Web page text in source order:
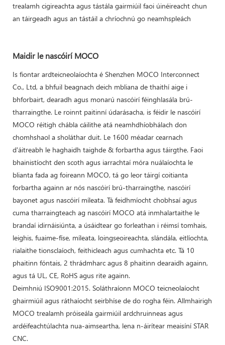
trealamh cigireachta agus tástála gairmiúil faoi úinéireacht chun
an táirgeadh agus an tástáil a chríochnú go neamhspleách
Maidir le nascóirí MOCO
Is fiontar ardteicneolaíochta é Shenzhen MOCO Interconnect
Co., Ltd, a bhfuil beagnach deich mbliana de thaithí aige i
bhforbairt, dearadh agus monarú nascóirí féinghlasála brú-
tharraingthe. Le roinnt paitinní údarásacha, is féidir le nascóirí
MOCO réitigh chábla cáilithe atá neamhdhíobhálach don
chomhshaol a sholáthar duit. Le 1600 méadar cearnach
d'áitreabh le haghaidh taighde & forbartha agus táirgthe. Faoi
bhainistíocht den scoth agus iarrachtaí móra nuálaíochta le
blianta fada ag foireann MOCO, tá go leor táirgí coitianta
forbartha againn ar nós nascóirí brú-tharraingthe, nascóirí
bayonet agus nascóirí míleata. Tá feidhmíocht chobhsaí agus
cuma tharraingteach ag nascóirí MOCO atá inmhalartaithe le
brandaí idirnáisiúnta, a úsáidtear go forleathan i réimsí tomhais,
leighis, fuaime-físe, míleata, loingseoireachta, slándála, eitlíochta,
rialaithe tionsclaíoch, feithicleach agus cumhachta etc. Tá 10
phaitinn fóntais, 2 thrádmharc agus 8 phaitinn dearaidh againn,
agus tá UL, CE, RoHS agus rite againn.
Deimhniú ISO9001:2015. Soláthraíonn MOCO teicneolaíocht
ghairmiúil agus ráthaíocht seirbhíse de do rogha féin. Allmhairigh
MOCO trealamh próiseála gairmiúil ardchruinneas agus
ardéifeachtúlachta nua-aimseartha, lena n-áirítear meaisíní STAR
CNC.